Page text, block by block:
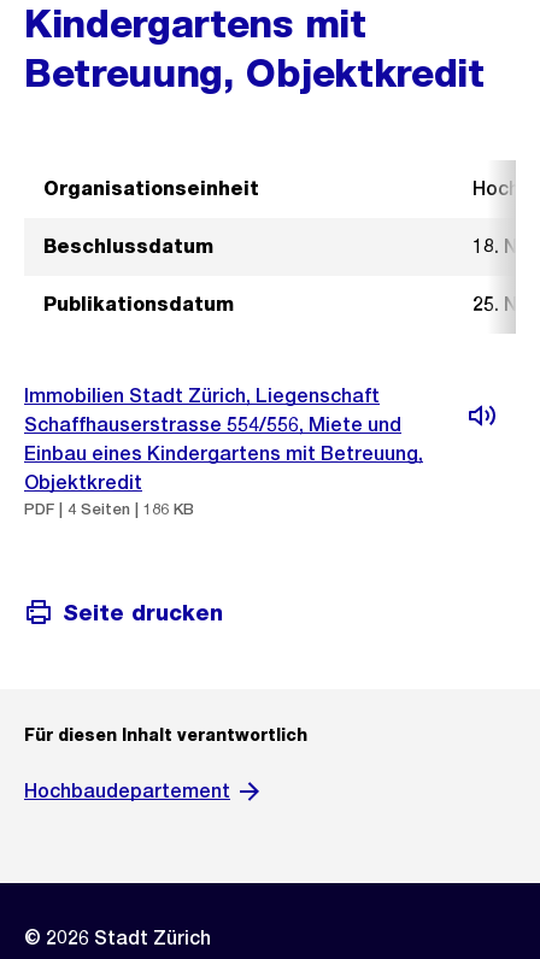
Kindergartens mit
Betreuung, Objektkredit
Organisationseinheit
Beschlussdatum 18.
Publikationsdatum 25.
Immobilien Stadt Zürich, Liegenschaft
Schaffhauserstrasse 554/556, Miete und
Einbau eines Kindergartens mit Betreuung,
Objektkredit
PDF | 4 Seiten | 186 KB
Seite drucken
Für diesen Inhalt verantwortlich
Hochbaudepartement
© 2026 Stadt Zürich